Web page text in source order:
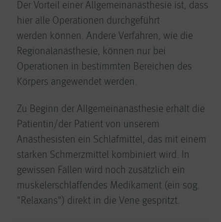
Der Vorteil einer Allgemeinanästhesie ist, dass
hier alle Operationen durchgeführt
werden können. Andere Verfahren, wie die
Regionalanästhesie, können nur bei
Operationen in bestimmten Bereichen des
Körpers angewendet werden.
Zu Beginn der Allgemeinanästhesie erhält die
Patientin/der Patient von unserem
Anästhesisten ein Schlafmittel, das mit einem
starken Schmerzmittel kombiniert wird. In
gewissen Fällen wird noch zusätzlich ein
muskelerschlaffendes Medikament (ein sog.
"Relaxans") direkt in die Vene gespritzt.